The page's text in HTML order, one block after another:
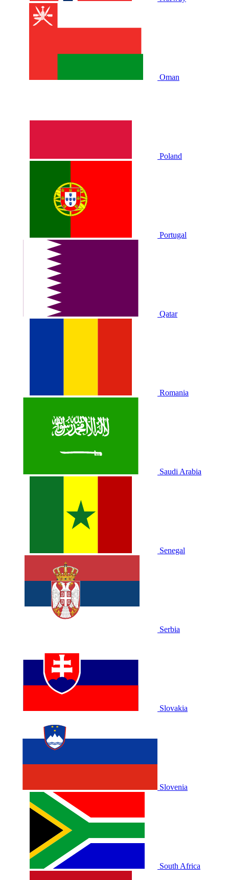
Oman
Poland
Portugal
Qatar
Romania
Saudi Arabia
Senegal
Serbia
Slovakia
Slovenia
South Africa